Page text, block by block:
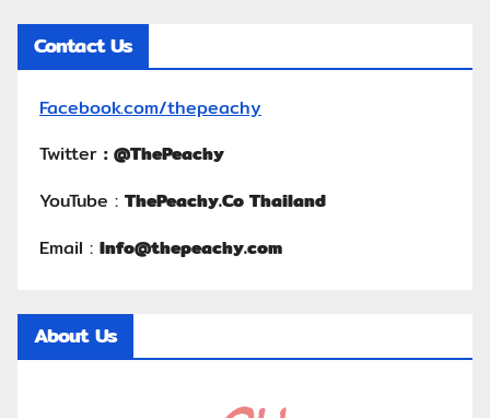
Contact Us
Facebook.com/thepeachy
Twitter : @ThePeachy
YouTube : ThePeachy.Co Thailand
Email : Info@thepeachy.com
About Us